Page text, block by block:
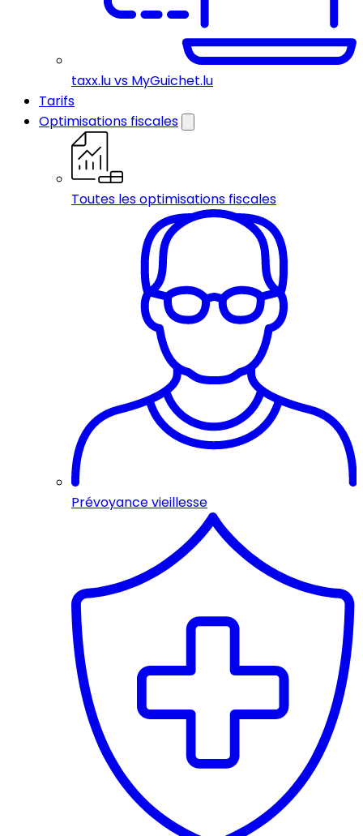
taxx.lu vs MyGuichet.lu
Tarifs
Optimisations fiscales
Toutes les optimisations fiscales
Prévoyance vieillesse